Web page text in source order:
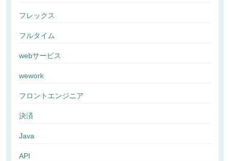
フレックス
フルタイム
webサービス
wework
フロントエンジニア
決済
Java
API